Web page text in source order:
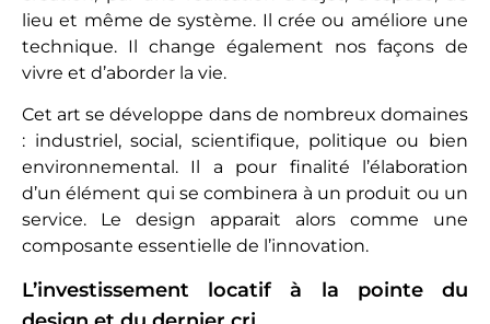
lieu et même de système. Il crée ou améliore une
technique. Il change également nos façons de
vivre et d’aborder la vie.
Cet art se développe dans de nombreux domaines
: industriel, social, scientifique, politique ou bien
environnemental. Il a pour finalité l’élaboration
d’un élément qui se combinera à un produit ou un
service. Le design apparait alors comme une
composante essentielle de l’innovation.
L’investissement locatif à la pointe du